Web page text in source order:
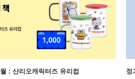
: 산리오캐릭터즈 유리컵 정